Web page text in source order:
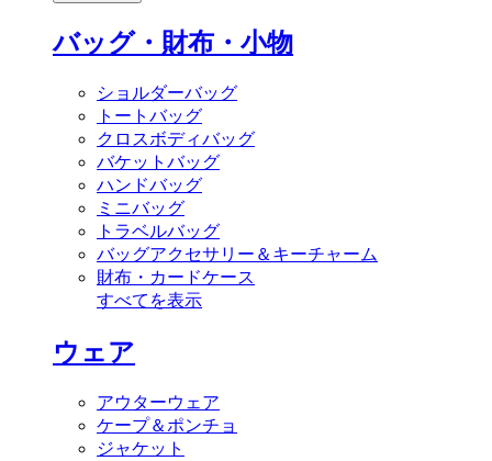
バッグ・財布・小物
ショルダーバッグ
トートバッグ
クロスボディバッグ
バケットバッグ
ハンドバッグ
ミニバッグ
トラベルバッグ
バッグアクセサリー＆キーチャーム
財布・カードケース
すべてを表示
ウェア
アウターウェア
ケープ＆ポンチョ
ジャケット